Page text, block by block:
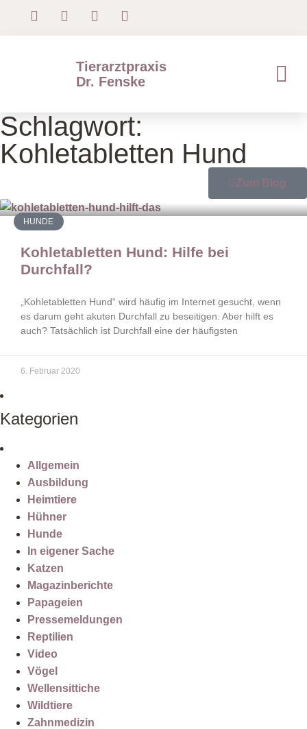
Tierarztpraxis
Dr. Fenske
Schlagwort:
Kohletabletten Hund
Zum Blog
HUNDE
Kohletabletten Hund: Hilfe bei
Durchfall?
„Kohletabletten Hund“ wird häufig im Internet gesucht, wenn
es darum geht akuten Durchfall zu beseitigen. Aber hilft es
auch? Tatsächlich ist Durchfall eine der häufigsten
6. Februar 2020
Kategorien
Allgemein
Ausbildung
Heimtiere
Hühner
Hunde
In eigener Sache
Katzen
Magazinberichte
Papageien
Pressemeldungen
Reptilien
Video
Vögel
Wellensittiche
Wildtiere
Zahnmedizin